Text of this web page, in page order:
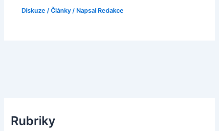
Diskuze /Články / Napsal Redakce
Rubriky